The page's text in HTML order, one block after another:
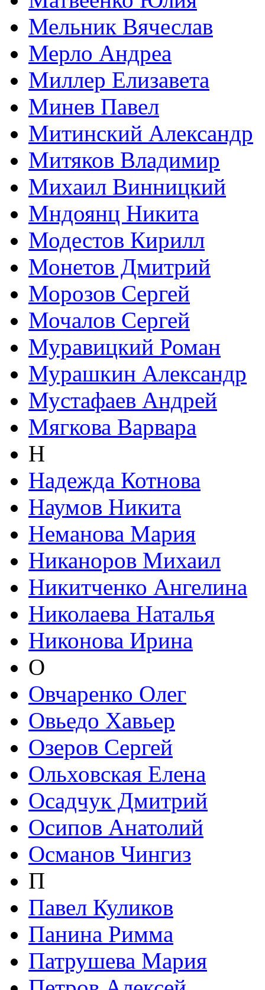
Мельник Вячеслав
Мерло Андреа
Миллер Елизавета
Минев Павел
Митинский Александр
Митяков Владимир
Михаил Винницкий
Мндоянц Никита
Модестов Кирилл
Монетов Дмитрий
Морозов Сергей
Мочалов Сергей
Муравицкий Роман
Мурашкин Александр
Мустафаев Андрей
Мягкова Варвара
Н
Надежда Котнова
Наумов Никита
Неманова Мария
Никаноров Михаил
Никитченко Ангелина
Николаева Наталья
Никонова Ирина
О
Овчаренко Олег
Овьедо Хавьер
Озеров Сергей
Ольховская Елена
Осадчук Дмитрий
Осипов Анатолий
Османов Чингиз
П
Павел Куликов
Панина Римма
Патрушева Мария